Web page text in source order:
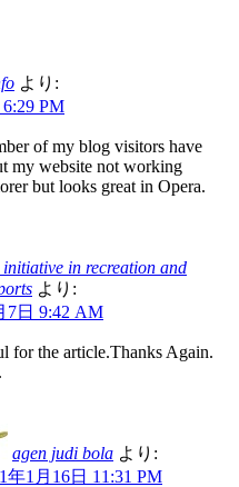
より:
PM
of my blog visitors have
my website not working
but looks great in Opera.
in recreation and
より:
7日 9:42 AM
for the article.Thanks Again.
agen judi bola より:
年1月16日 11:31 PM